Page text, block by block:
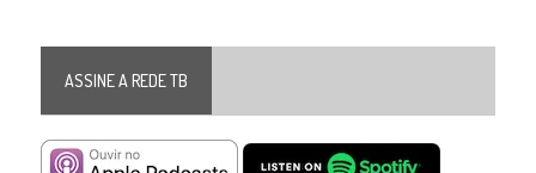
ASSINE A REDE TB